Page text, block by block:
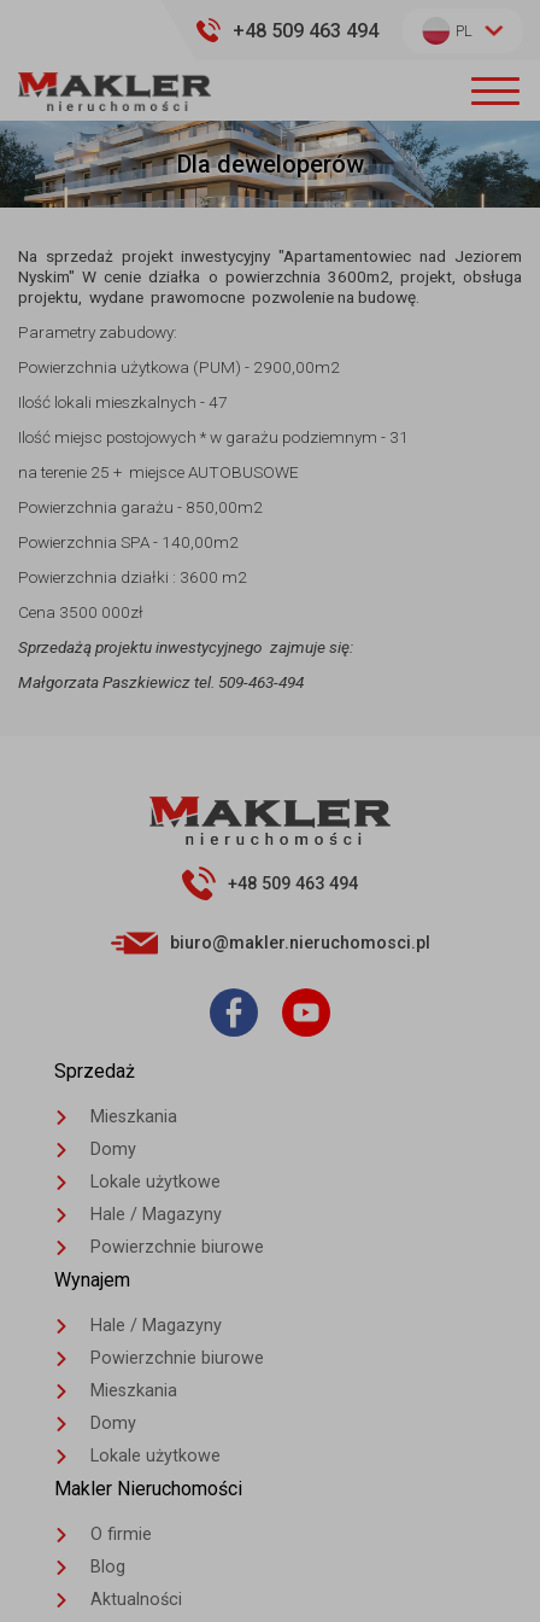
+48 509 463 494 PL
Dla deweloperów
Na sprzedaż projekt inwestycyjny "Apartamentowiec nad Jeziorem
Nyskim" W cenie działka o powierzchnia 3600m2, projekt, obsługa
projektu, wydane prawomocne pozwolenie na budowę.
Parametry zabudowy:
Powierzchnia użytkowa (PUM) - 2900,00m2
Ilość lokali mieszkalnych - 47
Ilość miejsc postojowych * w garażu podziemnym - 31
na terenie 25 + miejsce AUTOBUSOWE
Powierzchnia garażu - 850,00m2
Powierzchnia SPA - 140,00m2
Powierzchnia działki : 3600 m2
Cena 3500 000zł
Sprzedażą projektu inwestycyjnego zajmuje się:
Małgorzata Paszkiewicz tel. 509-463-494
+48 509 463 494
biuro@makler.nieruchomosci.pl
Sprzedaż
Mieszkania
Domy
Lokale użytkowe
Hale / Magazyny
Powierzchnie biurowe
Wynajem
Hale / Magazyny
Powierzchnie biurowe
Mieszkania
Domy
Lokale użytkowe
Makler Nieruchomości
O firmie
Blog
Aktualności